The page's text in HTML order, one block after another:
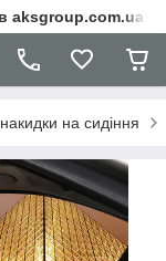
aksgroup.com.ua
на сидіння